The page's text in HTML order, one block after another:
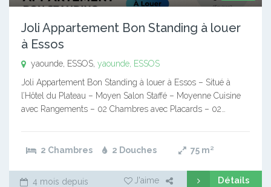
Joli Appartement Bon Standing à louer
à Essos
yaounde, ESSOS, yaounde, ESSOS
Joli Appartement Bon Standing à louer à Essos – Situé à
l’Hôtel du Plateau – Moyen Salon Staffé – Moyenne Cuisine
avec Rangements – 02 Chambres avec Placards – 02…
2 Chambres 2 Douches 75 m²
4 mois depuis J'aime Détails